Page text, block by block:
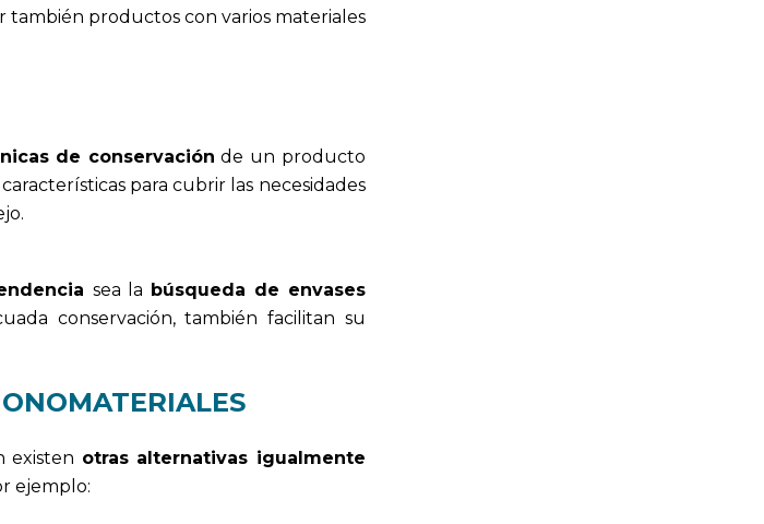
también productos con varios materiales
de conservación de un producto
para cubrir las necesidades
sea la búsqueda de envases
conservación, también facilitan su
existen otras alternativas igualmente
ejemplo: